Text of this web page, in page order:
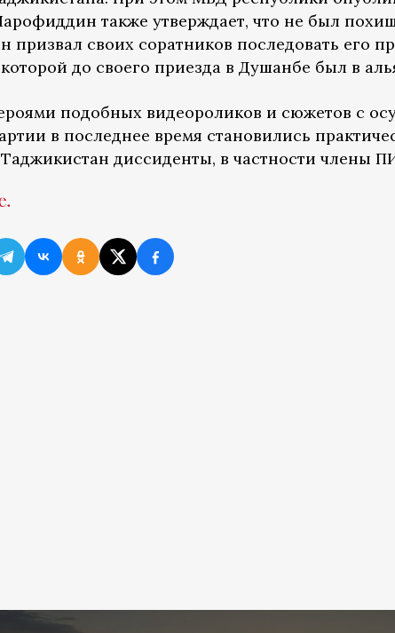
также утверждает, что не был
призвал своих соратников последовать его
до своего приезда в Душанбе был в
подобных видеороликов и сюжетов с
в последнее время становились
диссиденты, в частности члены